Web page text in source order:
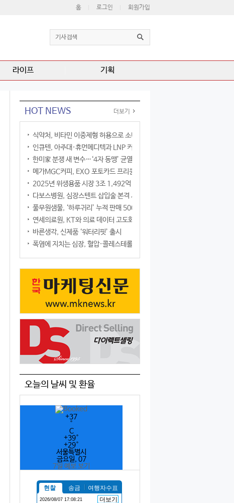
홈 로그인 회원가입
라이프 기획
HOT NEWS 더보기
식약처, 비타민 이중제형 허용으로 소비자 선택권 확대
인큐텐, 아주대·휴먼메디텍과 LNP 커큐민 공동연구
한미家 분쟁 새 변수…‘4자 동맹’ 균열 현실화
메가MGC커피, EXO 포토카드 프리퀀시 이벤트
2025년 위생용품 시장 3조 1,492억 원
다보스병원, 심장스텐트 삽입술 본격 시행
풀무원샘물, ‘하루귀리’ 누적 판매 500만 병 돌파
연세의료원, KT와 의료 데이터 고도화 협력
바른생각, 신제품 ‘워터리핏’ 출시
폭염에 지치는 심장, 혈압·콜레스테롤만 챙기면 될까?
오늘의 날씨 및 환율
+37
°
C
+39°
+29°
서울특별시
금요일, 07
7일 예보 보기